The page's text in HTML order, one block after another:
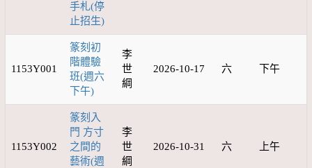
手札(停
止招生)
1153Y001
篆刻初
階體驗
班(週六
下午)
李
世
綱
2026-10-17 六 下午
1153Y002
篆刻入
門 方寸
之間的
藝術(週
李
世
綱
2026-10-31 六 上午